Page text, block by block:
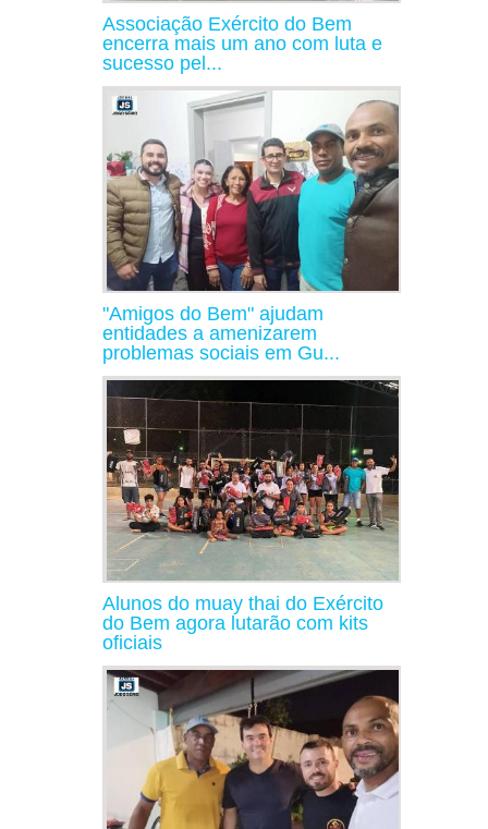
Associação Exército do Bem
encerra mais um ano com luta e
sucesso pel...
"Amigos do Bem" ajudam
entidades a amenizarem
problemas sociais em Gu...
Alunos do muay thai do Exército
do Bem agora lutarão com kits
oficiais